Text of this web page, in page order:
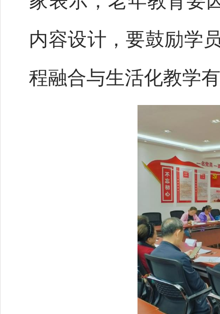
内容设计，要鼓励学
程融合与生活化教学